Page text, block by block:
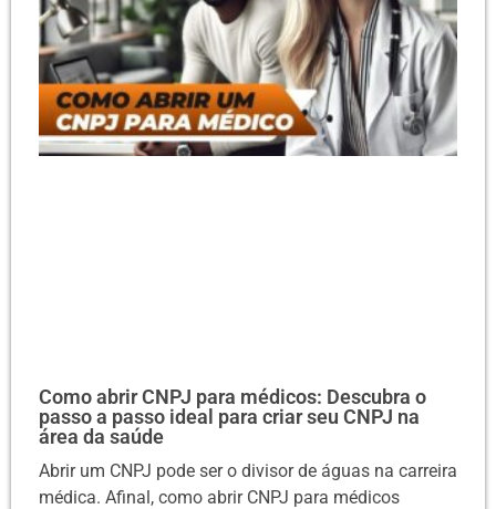
Como abrir CNPJ para médicos: Descubra o
passo a passo ideal para criar seu CNPJ na
área da saúde
Abrir um CNPJ pode ser o divisor de águas na carreira
médica. Afinal, como abrir CNPJ para médicos